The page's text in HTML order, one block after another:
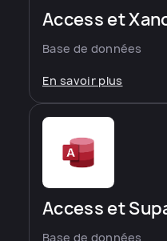
Access et
Base de données
En savoir plus
Access et